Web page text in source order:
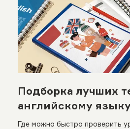
Подборка лучших
английскому
Где можно быстро проверить